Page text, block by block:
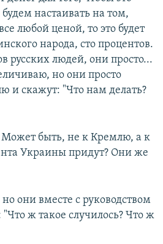
настаивать на том,
любой ценой, то это будет
народа, сто процентов.
русских людей, они просто...
но они просто
и скажут: "Что нам делать?
быть, не к Кремлю, а к
Украины придут? Они же
они вместе с руководством
"Что ж такое случилось? Что ж